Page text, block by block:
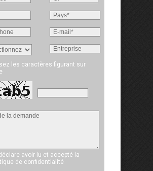
les caractères figurant sur
avoir lu et accepté la
de confidentialité